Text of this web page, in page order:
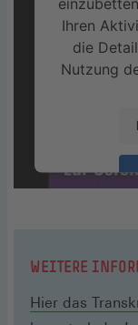
Ihren
die
Nutzung
WEITERE
Hier das